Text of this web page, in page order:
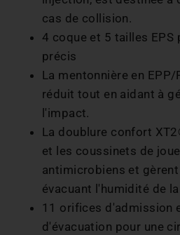
cas de collision.
4 coque et 5 tailles EPS
précis
La mentonnière en
réduit tout en aidant à
l'impact.
La doublure confort
et les coussinets de
antimicrobiens et
évacuant l'humidité de
11 orifices d'admission
d'évacuation pour une